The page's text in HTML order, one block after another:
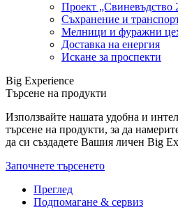
Проект „Свиневъдство
Съхранение и
Мелници и фуражни
Доставка на енергия
Искане за проспекти
Big Experience
Търсене на продукти
Използвайте нашата удобна и
търсене на продукти, за да
да си създадете Вашия личен Big
Започнете търсенето
Преглед
Подпомагане & сервиз